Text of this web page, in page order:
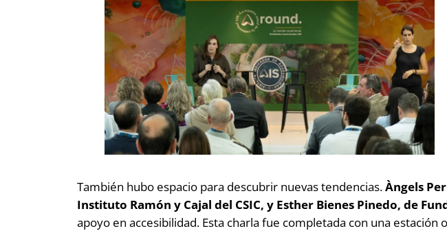
También hubo espacio para descubrir nuevas tendencias.Àngels
Instituto Ramón y Cajal del CSIC, y Esther Bienes Pinedo, de
apoyo en accesibilidad. Esta charla fue completada con una